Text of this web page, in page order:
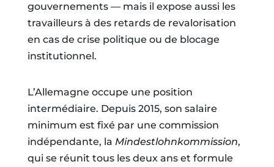
gouvernements — mais il expose aussi les
travailleurs à des retards de revalorisation
en cas de crise politique ou de blocage
institutionnel.
L’Allemagne occupe une position
intermédiaire. Depuis 2015, son salaire
minimum est fixé par une commission
indépendante, la Mindestlohnkommission,
qui se réunit tous les deux ans et formule